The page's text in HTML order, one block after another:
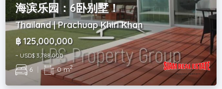
海滨乐园：6卧别墅！
Thailand | Prachuap Khiri Khan
฿ 125,000,000
~ USD$ 3,788,000
6 | 0 m2